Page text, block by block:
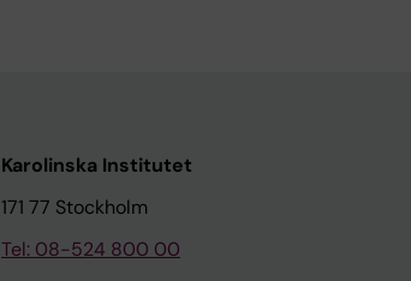
Karolinska Institutet
171 77 Stockholm
Tel: 08-524 800 00